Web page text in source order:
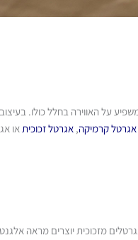
על האווירה בחלל כולו.
אגרטל קרמיקה,אגרטל זכוכיתאו
מזכוכית יוצרים מראה